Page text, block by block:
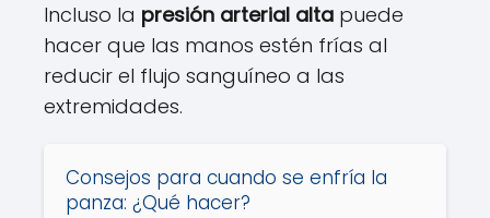
Incluso la presión arterial alta puede
hacer que las manos estén frías al
reducir el flujo sanguíneo a las
extremidades.
Consejos para cuando se enfría la
panza: ¿Qué hacer?